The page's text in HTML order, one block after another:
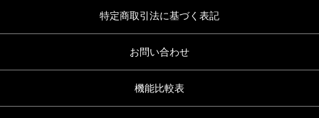
特定商取引法に基づく表記
お問い合わせ
機能比較表